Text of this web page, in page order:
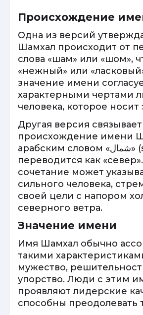
Происхождение
Одна из версий
Шамхал происходит от
слова «шам» или «шом»,
«нежный» или
значение имени
характерными чертами
человека, которое носит
Другая версия связывает
происхождение имени
арабским словом «شمال» (shamal), что
переводится как
сочетание может
сильного человека,
своей цели с напором
северного ветра.
Значение имени
Имя Шамхал обычно
такими
мужество,
упорство. Люди с этим
проявляют лидерские
способны преодолевать